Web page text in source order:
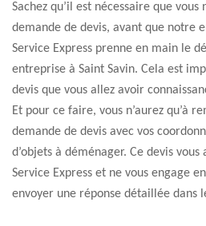
Sachez qu’il est nécessaire que vous
demande de devis, avant que notre
Service Express prenne en main le
entreprise à Saint Savin. Cela est
devis que vous allez avoir
Et pour ce faire, vous n’aurez qu’à
demande de devis avec vos
d’objets à déménager. Ce devis
Service Express et ne vous engage
envoyer une réponse détaillée dans